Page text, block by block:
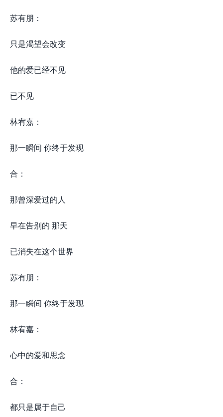
苏有朋：
只是渴望会改变
他的爱已经不见
已不见
林宥嘉：
那一瞬间 你终于发现
合：
那曾深爱过的人
早在告别的 那天
已消失在这个世界
苏有朋：
那一瞬间 你终于发现
林宥嘉：
心中的爱和思念
合：
都只是属于自己